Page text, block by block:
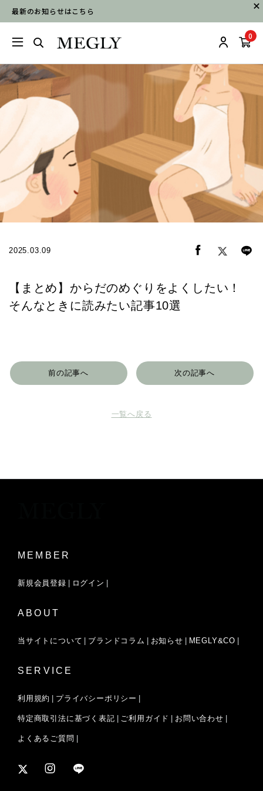
最新のお知らせはこちら
0
2025.03.09
【まとめ】からだのめぐりをよくしたい！
そんなときに読みたい記事10選
前の記事へ
一覧へ戻る
次の記事へ
MEMBER
新規会員登録 ログイン
ABOUT
当サイトについて ブランドコラム お知らせ MEGLY&CO
SERVICE
利用規約 プライバシーポリシー
特定商取引法に基づく表記 ご利用ガイド お問い合わせ
よくあるご質問